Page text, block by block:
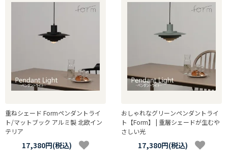
重ねシェード Formペンダントライ
ト/マットブック アルミ製 北欧イン
テリア
17,380円(税込)
おしゃれなグリーンペンダントライ
ト【Form】 | 重層シェードが生むや
さしい光
17,380円(税込)